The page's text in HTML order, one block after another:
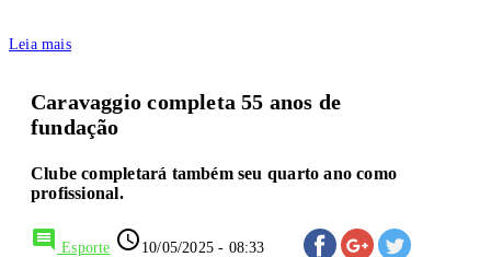
Leia mais
Caravaggio completa 55 anos de
fundação
Clube completará também seu quarto ano como
profissional.
comment Esporte access_time 10/05/2025 - 08:33